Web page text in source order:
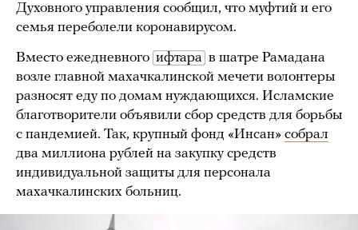
Духовного управления сообщил, что муфтий и его
семья переболели коронавирусом.
Вместо ежедневного ифтара в шатре Рамадана
возле главной махачкалинской мечети волонтеры
разносят еду по домам нуждающихся. Исламские
благотворители объявили сбор средств для борьбы
с пандемией. Так, крупный фонд «Инсан» собрал
два миллиона рублей на закупку средств
индивидуальной защиты для персонала
махачкалинских больниц.